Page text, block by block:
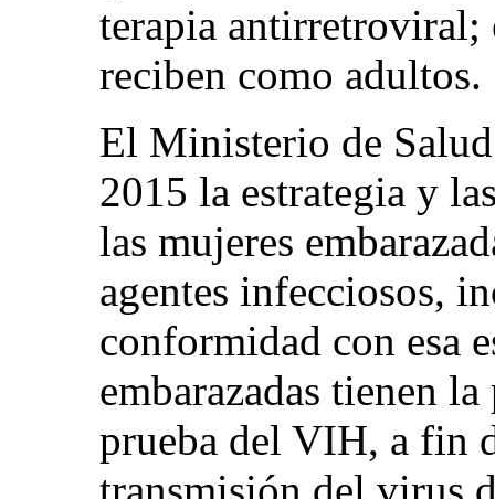
terapia antirretroviral;
reciben como adultos.
El Ministerio de
2015 la estrategia y
las mujeres
agentes infecciosos,
conformidad con esa
embarazadas tienen
prueba del VIH, a fin